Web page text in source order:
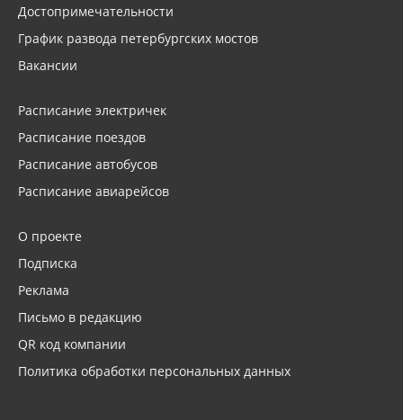
Достопримечательности
График развода петербургских мостов
Вакансии
Расписание электричек
Расписание поездов
Расписание автобусов
Расписание авиарейсов
О проекте
Подписка
Реклама
Письмо в редакцию
QR код компании
Политика обработки персональных данных